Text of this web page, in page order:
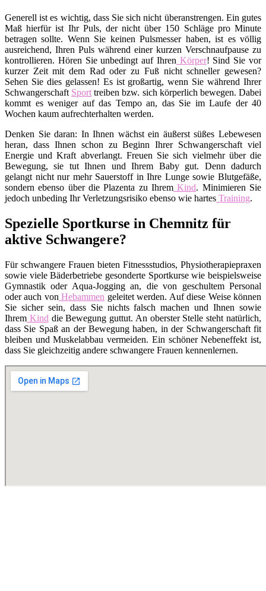
Generell ist es wichtig, dass Sie sich nicht überanstrengen. Ein gutes
Maß hierfür ist Ihr Puls, der nicht über 150 Schläge pro Minute
betragen sollte. Wenn Sie keinen Pulsmesser haben, ist es völlig
ausreichend, Ihren Puls während einer kurzen Verschnaufpause zu
kontrollieren. Hören Sie unbedingt auf Ihren Körper! Sind Sie vor
kurzer Zeit mit dem Rad oder zu Fuß nicht schneller gewesen?
Sehen Sie dies gelassen! Es ist großartig, wenn Sie während Ihrer
Schwangerschaft Sport treiben bzw. sich körperlich bewegen. Dabei
kommt es weniger auf das Tempo an, das Sie im Laufe der 40
Wochen kaum aufrechterhalten werden.
Denken Sie daran: In Ihnen wächst ein äußerst süßes Lebewesen
heran, dass Ihnen schon zu Beginn Ihrer Schwangerschaft viel
Energie und Kraft abverlangt. Freuen Sie sich vielmehr über die
Bewegung, sie tut Ihnen und Ihrem Baby gut. Denn dadurch
gelangt nicht nur mehr Sauerstoff in Ihre Lunge sowie Blutgefäße,
sondern ebenso über die Plazenta zu Ihrem Kind. Minimieren Sie
jedoch unbeding Ihr Verletzungsrisiko ebenso wie hartes Training.
Spezielle Sportkurse in Chemnitz für
aktive Schwangere?
Für schwangere Frauen bieten Fitnessstudios, Physiotherapiepraxen
sowie viele Bäderbetriebe gesonderte Sportkurse wie beispielsweise
Gymnastik oder Aqua-Jogging an, die von geschultem Personal
oder auch von Hebammen geleitet werden. Auf diese Weise können
Sie sicher sein, dass Sie nichts falsch machen und Ihnen sowie
Ihrem Kind die Bewegung guttut. An oberster Stelle steht natürlich,
dass Sie Spaß an der Bewegung haben, in der Schwangerschaft fit
bleiben und Muskelabbau vermeiden. Ein schöner Nebeneffekt ist,
dass Sie gleichzeitig andere schwangere Frauen kennenlernen.